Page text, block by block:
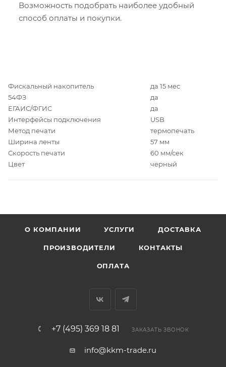
Возможность подобрать наиболее удобный
способ оплаты и покупки.
Фискальный накопитель
да 15 мес
54ФЗ
да
ЕГАИС/ФГИС
да
Интерфейсы подключения
USB
Метод печати
термопечать
Ширина ленты
57 мм
Скорость печати
60 мм/сек
Цвет
черный
О КОМПАНИИ УСЛУГИ ДОСТАВКА
ПРОИЗВОДИТЕЛИ КОНТАКТЫ
ОПЛАТА
+7 (495) 369 18 81 ЗАКАЗАТЬ ЗВОНОК
info@kkm-trade.ru